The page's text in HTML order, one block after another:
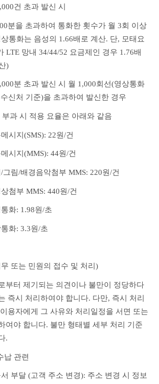
건 초과 발신 시
분을 초과하여 통화한 횟수가 월 3회 이상
통화는 음성의 1.66배로 계산. 단, 모태요
LTE 망내 34/44/52 요금제인 경우 1.76배
)
분 초과 발신 시 월 1,000회선(영상통화
신처 기준)을 초과하여 발신한 경우
과 시 적용 요율은 아래와 같음
시지(SMS): 22원/건
시지(MMS): 44원/건
그림/배경음악첨부 MMS: 220원/건
첨부 MMS: 440원/건
화: 1.98원/초
화: 3.3원/초
또는 민원의 접수 및 처리)
부터 제기되는 의견이나 불만이 정당하다
즉시 처리하여야 합니다. 다만, 즉시 처리
용자에게 그 사유와 처리일정을 서면 또는
여야 합니다. 불만 형태별 세부 처리 기준
.
납 관련
부달 (고객 주소 변경): 주소 변경 시 정보